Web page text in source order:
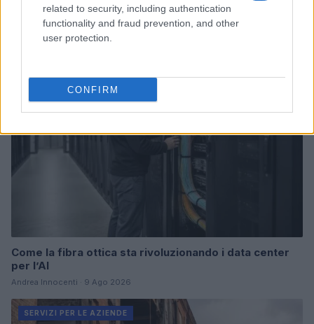
related to security, including authentication
functionality and fraud prevention, and other
user protection.
CONFIRM
Continua a leggere
Come la fibra ottica sta rivoluzionando i data center
per l’AI
Andrea Innocenti · 9 Ago 2026
SERVIZI PER LE AZIENDE